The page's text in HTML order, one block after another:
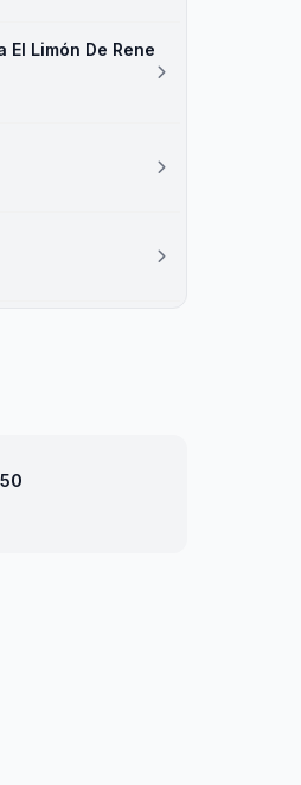
El Limón De Rene